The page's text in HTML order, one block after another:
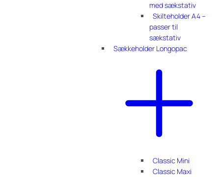
med sækstativ
Skilteholder A4 –
passer til
sækstativ
Sækkeholder Longopac
Classic Mini
Classic Maxi